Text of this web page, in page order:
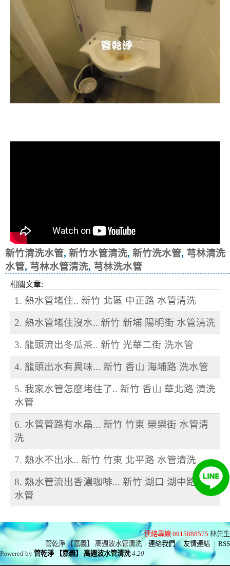
新竹清洗水管, 新竹水管清洗, 新竹洗水管, 芎林清洗
水管, 芎林水管清洗, 芎林洗水管
相關文章:
1. 熱水管堵住.. 新竹 北區 中正路 水管清洗
2. 熱水管堵住沒水.. 新竹 新埔 陽明街 水管清洗
3. 龍頭流出冬瓜茶.. 新竹 光華二街 洗水管
4. 龍頭出水有異味... 新竹 香山 海埔路 洗水管
5. 我家水管怎麼堵住了.. 新竹 香山 華北路 清洗
水管
6. 水管管路有水晶... 新竹 竹東 榮樂街 水管清
洗
7. 熱水不出水.. 新竹 竹東 北平路 水管清洗
8. 熱水管流出香濃咖啡... 新竹 湖口 湖中路 洗
水管
連絡專線 0915888575 林先生
管乾淨 【嘉義】 高週波水管清洗 | 連絡我們 | 友情連結 | RSS
Powered by管乾淨 【嘉義】 高週波水管清洗 4.20